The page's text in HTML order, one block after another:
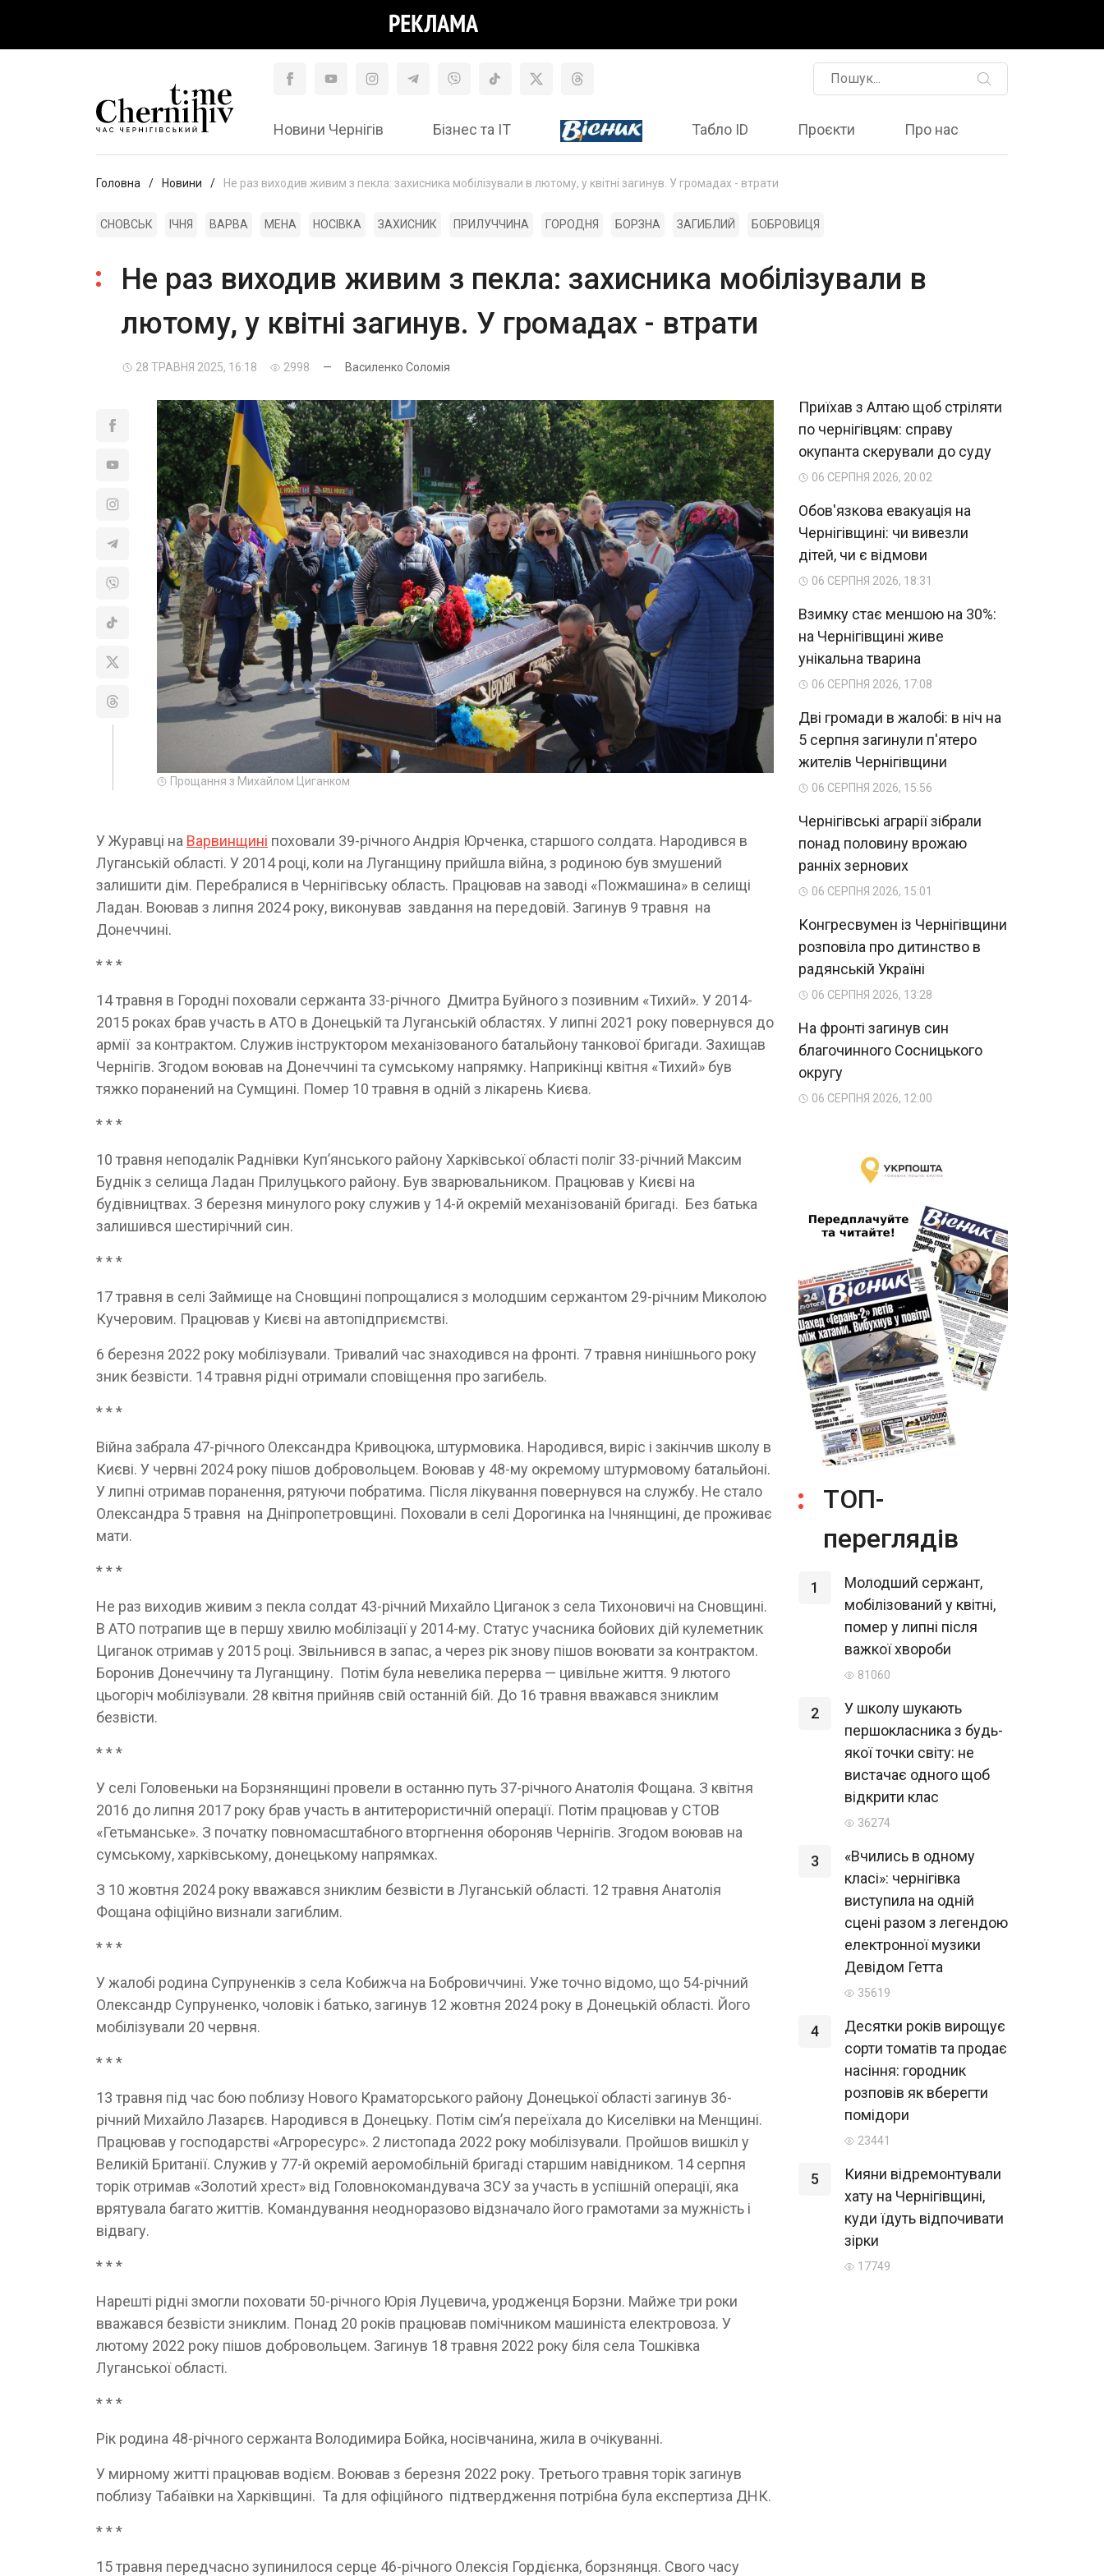
Новини Чернігів Бізнес та ІТ Табло ID Проєкти Про нас
Головна Новини Не раз виходив живим з пекла: захисника мобілізували в лютому, у квітні загинув. У громадах - втрати
СНОВСЬК ІЧНЯ ВАРВА МЕНА НОСІВКА ЗАХИСНИК ПРИЛУЧЧИНА ГОРОДНЯ БОРЗНА ЗАГИБЛИЙ БОБРОВИЦЯ
Не раз виходив живим з пекла: захисника мобілізували в
лютому, у квітні загинув. У громадах - втрати
28 ТРАВНЯ 2025, 16:18 2998 — Василенко Соломія
Прощання з Михайлом Циганком
У Журавці на Варвинщині поховали 39-річного Андрія Юрченка, старшого солдата. Народився в
Луганській області. У 2014 році, коли на Луганщину прийшла війна, з родиною був змушений
залишити дім. Перебралися в Чернігівську область. Працював на заводі «Пожмашина» в селищі
Ладан. Воював з липня 2024 року, виконував завдання на передовій. Загинув 9 травня на
Донеччині.
* * *
14 травня в Городні поховали сержанта 33-річного Дмитра Буйного з позивним «Тихий». У 2014-
2015 роках брав участь в АТО в Донецькій та Луганській областях. У липні 2021 року повернувся до
армії за контрактом. Служив інструктором механізованого батальйону танкової бригади. Захищав
Чернігів. Згодом воював на Донеччині та сумському напрямку. Наприкінці квітня «Тихий» був
тяжко поранений на Сумщині. Помер 10 травня в одній з лікарень Києва.
* * *
10 травня неподалік Раднівки Куп’янського району Харківської області поліг 33-річний Максим
Буднік з селища Ладан Прилуцького району. Був зварювальником. Працював у Києві на
будівництвах. З березня минулого року служив у 14-й окремій механізованій бригаді. Без батька
залишився шестирічний син.
* * *
17 травня в селі Займище на Сновщині попрощалися з молодшим сержантом 29-річним Миколою
Кучеровим. Працював у Києві на автопідприємстві.
6 березня 2022 року мобілізували. Тривалий час знаходився на фронті. 7 травня нинішнього року
зник безвісти. 14 травня рідні отримали сповіщення про загибель.
* * *
Війна забрала 47-річного Олександра Кривоцюка, штурмовика. Народився, виріс і закінчив школу в
Києві. У червні 2024 року пішов добровольцем. Воював у 48-му окремому штурмовому батальйоні.
У липні отримав поранення, рятуючи побратима. Після лікування повернувся на службу. Не стало
Олександра 5 травня на Дніпропетровщині. Поховали в селі Дорогинка на Ічнянщині, де проживає
мати.
* * *
Не раз виходив живим з пекла солдат 43-річний Михайло Циганок з села Тихоновичі на Сновщині.
В АТО потрапив ще в першу хвилю мобілізації у 2014-му. Статус учасника бойових дій кулеметник
Циганок отримав у 2015 році. Звільнився в запас, а через рік знову пішов воювати за контрактом.
Боронив Донеччину та Луганщину. Потім була невелика перерва — цивільне життя. 9 лютого
цьогоріч мобілізували. 28 квітня прийняв свій останній бій. До 16 травня вважався зниклим
безвісти.
* * *
У селі Головеньки на Борзнянщині провели в останню путь 37-річного Анатолія Фощана. З квітня
2016 до липня 2017 року брав участь в антитерористичній операції. Потім працював у СТОВ
«Гетьманське». З початку повномасштабного вторгнення обороняв Чернігів. Згодом воював на
сумському, харківському, донецькому напрямках.
З 10 жовтня 2024 року вважався зниклим безвісти в Луганській області. 12 травня Анатолія
Фощана офіційно ви­знали загиблим.
* * *
У жалобі родина Супруненків з села Кобижча на Бобровиччині. Уже точно відомо, що 54-річний
Олександр Супруненко, чоловік і батько, загинув 12 жовтня 2024 року в Донецькій області. Його
мобілізували 20 червня.
* * *
13 травня під час бою поблизу Нового Краматорського району Донецької області загинув 36-
річний Михайло Лазарєв. Народився в Донецьку. Потім сім’я переїхала до Киселівки на Менщині.
Працював у господарстві «Агроресурс». 2 листопада 2022 року мобілізували. Пройшов вишкіл у
Великій Британії. Служив у 77-й окремій аеромобільній бригаді старшим навідником. 14 серпня
торік отримав «Золотий хрест» від Головнокомандувача ЗСУ за участь в успішній операції, яка
врятувала багато життів. Командування неодноразово відзначало його грамотами за мужність і
відвагу.
* * *
Нарешті рідні змогли поховати 50-річного Юрія Луцевича, уродженця Борзни. Майже три роки
вважався безвісти зник­лим. Понад 20 років працював помічником машиніста електровоза. У
лютому 2022 року пішов добровольцем. Загинув 18 травня 2022 року біля села Тошківка
Луганської області.
* * *
Рік родина 48-річного сержанта Володимира Бойка, носівчанина, жила в очікуванні.
У мирному житті працював водієм. Воював з березня 2022 року. Третього травня торік загинув
поблизу Табаївки на Харківщині. Та для офіційного підтвердження потрібна була експертиза ДНК.
* * *
15 травня передчасно зупинилося серце 46-річного Олексія Гордієнка, борзнянця. Свого часу
Приїхав з Алтаю щоб стріляти
по чернігівцям: справу
окупанта скерували до суду
06 СЕРПНЯ 2026, 20:02
Обов'язкова евакуація на
Чернігівщині: чи вивезли
дітей, чи є відмови
06 СЕРПНЯ 2026, 18:31
Взимку стає меншою на 30%:
на Чернігівщині живе
унікальна тварина
06 СЕРПНЯ 2026, 17:08
Дві громади в жалобі: в ніч на
5 серпня загинули п'ятеро
жителів Чернігівщини
06 СЕРПНЯ 2026, 15:56
Чернігівські аграрії зібрали
понад половину врожаю
ранніх зернових
06 СЕРПНЯ 2026, 15:01
Конгресвумен із Чернігівщини
розповіла про дитинство в
радянській Україні
06 СЕРПНЯ 2026, 13:28
На фронті загинув син
благочинного Сосницького
округу
06 СЕРПНЯ 2026, 12:00
ТОП-
переглядів
1
Молодший сержант,
мобілізований у квітні,
помер у липні після
важкої хвороби
81060
2
У школу шукають
першокласника з будь-
якої точки світу: не
вистачає одного щоб
відкрити клас
36274
3
«Вчились в одному
класі»: чернігівка
виступила на одній
сцені разом з легендою
електронної музики
Девідом Гетта
35619
4
Десятки років вирощує
сорти томатів та продає
насіння: городник
розповів як вберегти
помідори
23441
5
Кияни відремонтували
хату на Чернігівщині,
куди їдуть відпочивати
зірки
17749